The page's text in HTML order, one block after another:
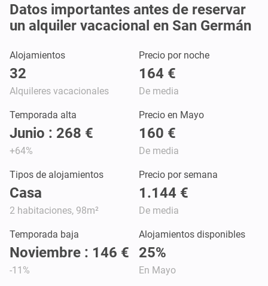
Datos importantes antes de reservar
un alquiler vacacional en San Germán
Alojamientos
32
Alquileres vacacionales
Precio por noche
164 €
De media
Temporada alta
Junio : 268 €
+64%
Precio en Mayo
160 €
De media
Tipos de alojamientos
Casa
2 habitaciones, 98m²
Precio por semana
1.144 €
De media
Temporada baja
Noviembre : 146 €
-11%
Alojamientos disponibles
25%
En Mayo